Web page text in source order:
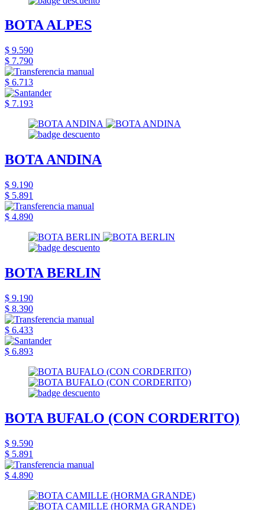
BOTA ALPES
$ 9.590
$ 7.790
$ 6.713
$ 7.193
BOTA ANDINA
$ 9.190
$ 5.891
$ 4.890
BOTA BERLIN
$ 9.190
$ 8.390
$ 6.433
$ 6.893
BOTA BUFALO (CON CORDERITO)
$ 9.590
$ 5.891
$ 4.890